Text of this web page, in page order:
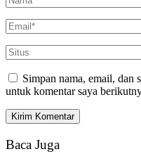
Simpan nama, email, dan
untuk komentar saya
Baca Juga